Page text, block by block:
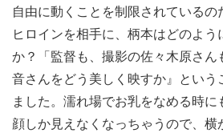
自由に動くことを制限されているの
ヒロインを相手に、柄本はどのよ
か？「監督も、撮影の佐々木原さん
音さんをどう美しく映すか』という
ました。濡れ場でお乳をなめる時
顔しか見えなくなっちゃうので、横